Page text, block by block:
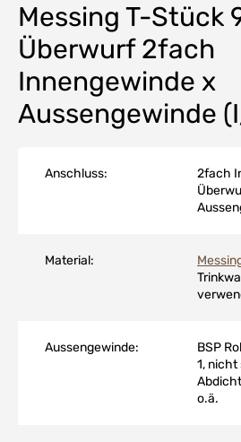
Messing T-Stück
Überwurf 2fach
Innengewinde x
Aussengewinde
Anschluss:
2fach
Material:
Aussengewinde:
BSP
1,
o.ä.